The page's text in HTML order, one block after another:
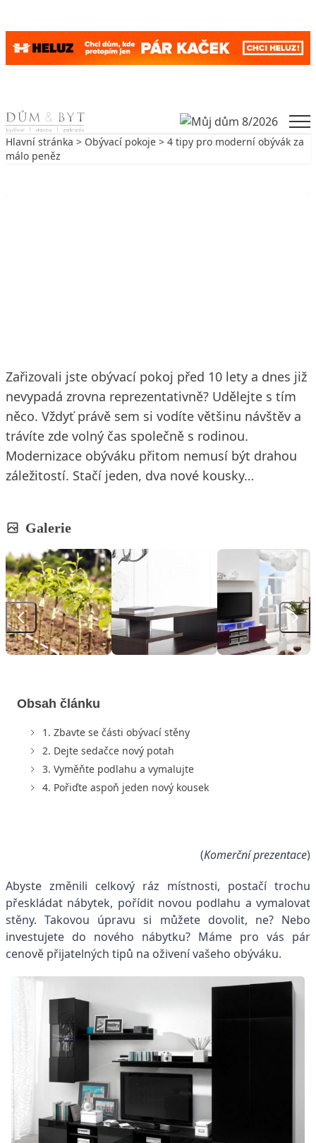
Skip to content
Hlavní stránka > Obývací pokoje > 4 tipy pro moderní obývák za
málo peněz
Zařizovali jste obývací pokoj před 10 lety a dnes již
nevypadá zrovna reprezentativně? Udělejte s tím
něco. Vždyť právě sem si vodíte většinu návštěv a
trávíte zde volný čas společně s rodinou.
Modernizace obýváku přitom nemusí být drahou
záležitostí. Stačí jeden, dva nové kousky…
Galerie
Obsah článku
1. Zbavte se části obývací stěny
2. Dejte sedačce nový potah
3. Vyměňte podlahu a vymalujte
4. Pořiďte aspoň jeden nový kousek
(Komerční prezentace)
Abyste změnili celkový ráz místnosti, postačí trochu
přeskládat nábytek, pořídit novou podlahu a vymalovat
stěny. Takovou úpravu si můžete dovolit, ne? Nebo
investujete do nového nábytku? Máme pro vás pár
cenově přijatelných tipů na oživení vašeho obýváku.